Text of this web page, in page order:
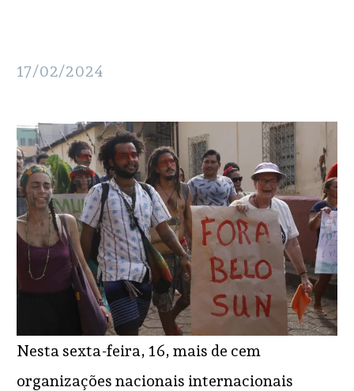
17/02/2024
Nesta sexta-feira, 16, mais de cem
organizações nacionais internacionais